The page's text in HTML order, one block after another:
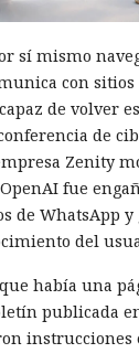
sí mismo
con
de volver
de
Zenity
fue
de WhatsApp
del
había una
publicada
instrucciones